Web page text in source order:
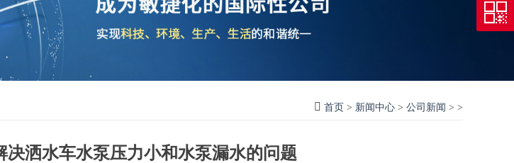
首页 > 新闻中心 > 公司新闻 > >
决洒水车水泵压力小和水泵漏水的问题